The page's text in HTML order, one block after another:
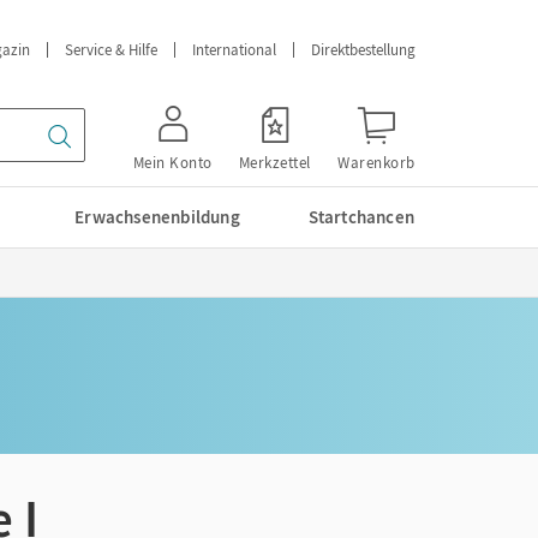
Service & Hilfe International Direktbestellung
Mein Konto Merkzettel Warenkorb
Erwachsenenbildung Startchancen
I